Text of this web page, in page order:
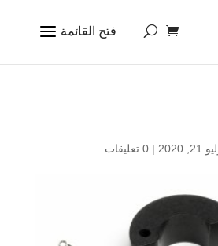
2020
| 0 تعليقات